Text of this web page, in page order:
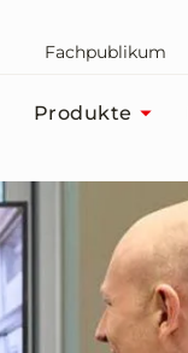
Fachpublikum
Produkte